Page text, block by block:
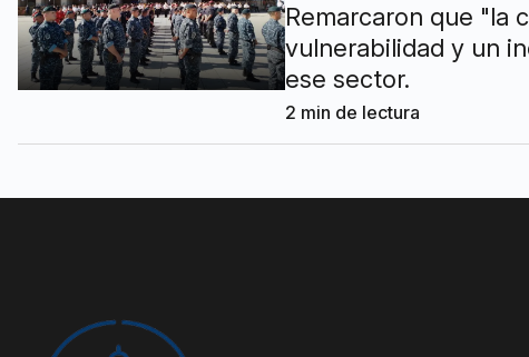
Remarcaron que "la
vulnerabilidad y un
ese sector.
2 min de lectura